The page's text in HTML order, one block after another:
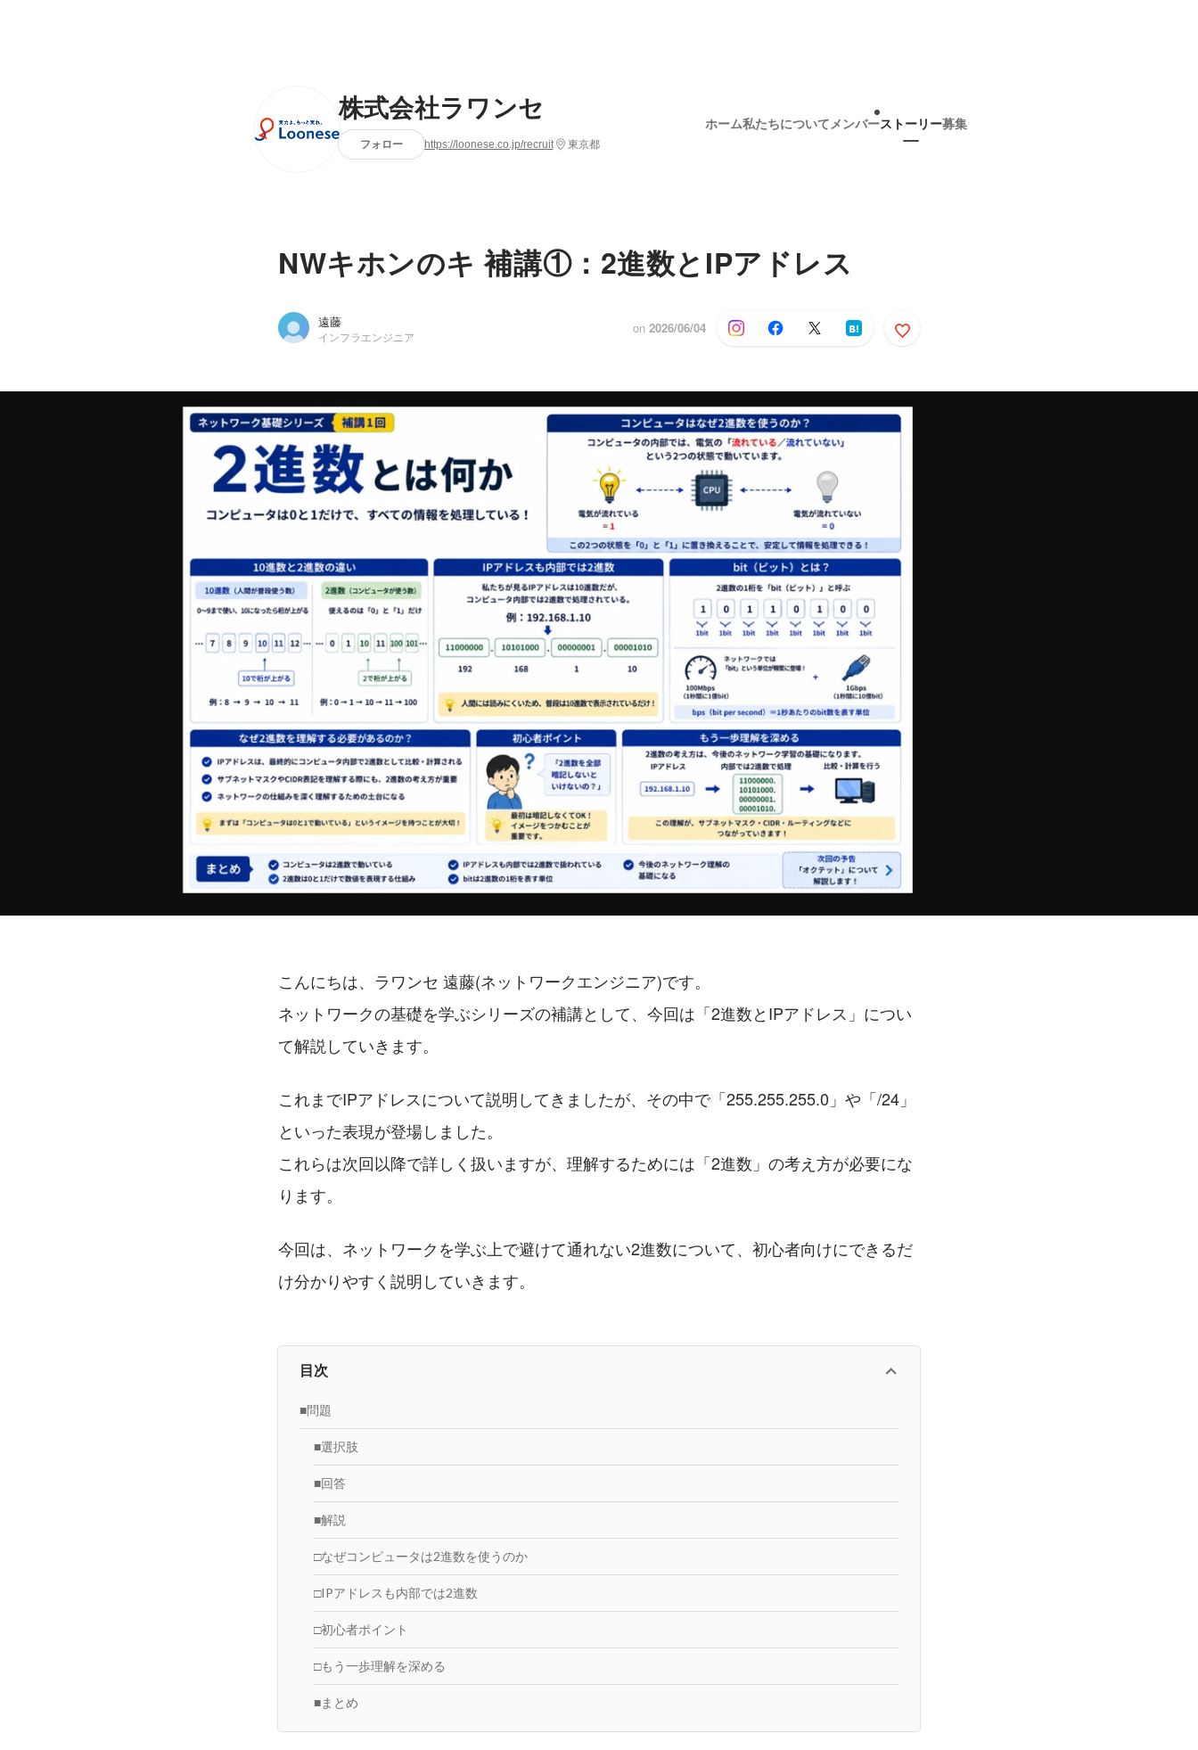
株式会社ラワンセ
フォロー https://loonese.co.jp/recruit 東京都
ホーム私たちについて メンバーストーリー募集
NWキホンのキ 補講①：2進数とIPアドレス
遠藤
インフラエンジニア
on 2026/06/04
こんにちは、ラワンセ 遠藤(ネットワークエンジニア)です。
ネットワークの基礎を学ぶシリーズの補講として、今回は「2進数とIPアドレス」につい
て解説していきます。
これまでIPアドレスについて説明してきましたが、その中で「255.255.255.0」や「/24」
といった表現が登場しました。
これらは次回以降で詳しく扱いますが、理解するためには「2進数」の考え方が必要にな
ります。
今回は、ネットワークを学ぶ上で避けて通れない2進数について、初心者向けにできるだ
け分かりやすく説明していきます。
目次
■問題
■選択肢
■回答
■解説
□なぜコンピュータは2進数を使うのか
□IPアドレスも内部では2進数
□初心者ポイント
□もう一歩理解を深める
■まとめ